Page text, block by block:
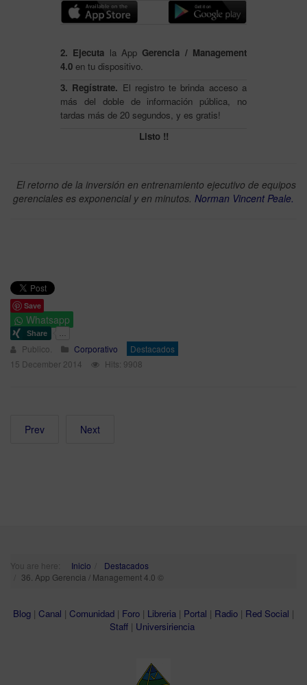
2. Ejecuta la App Gerencia / Management
4.0 en tu dispositivo.
3. Regístrate. El registro te brinda acceso a
más del doble de información pública, no
tardas más de 20 segundos, y es gratis!
Listo !!
El retorno de la inversión en entrenamiento ejecutivo de equipos
gerenciales es exponencial y en minutos. Norman Vincent Peale.
Save
Whatsapp
Publico. Corporativo
Destacados
15 December 2014
Hits: 9908
Prev Next
You are here: Inicio
Destacados
36. App Gerencia / Management 4.0 ©
Blog | Canal | Comunidad | Foro | Libreria | Portal | Radio | Red Social |
Staff | Universiriencia